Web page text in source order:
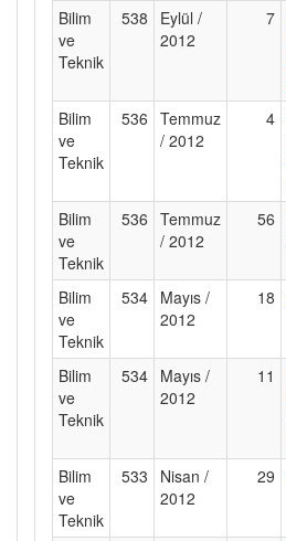
Bilim
ve
Teknik
538
Eylül /
2012
7
Bilim
ve
Teknik
536 Temmuz
/ 2012
4
Bilim
ve
Teknik
536 Temmuz
/ 2012
56
Bilim
ve
Teknik
534 Mayıs /
2012
18
Bilim
ve
Teknik
534 Mayıs /
2012
11
Bilim
ve
Teknik
533
Nisan /
2012
29